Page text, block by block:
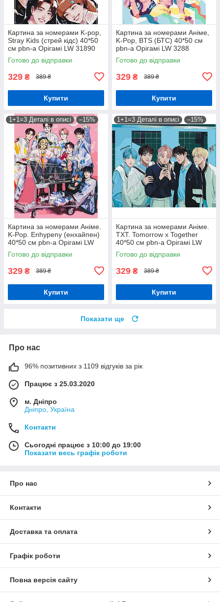
Картина за номерами K-pop,
Stray Kids (стрей кідс) 40*50
см pbn-a Орігамі LW 31890
Готово до відправки
329 ₴ 389 ₴
Купити
Картина за номерами Аніме,
K-Pop, BTS (БТС) 40*50 см
pbn-a Орігамі LW 3288
Готово до відправки
329 ₴ 389 ₴
Купити
1+1=3 Деталі в описі –15%
Картина за номерами Аніме.
K-Pop. Enhypenу (енхайпен)
40*50 см pbn-a Орігамі LW
3292
Готово до відправки
329 ₴ 389 ₴
Купити
1+1=3 Деталі в описі –15%
Картина за номерами Аніме.
TXT. Tomorrow x Together
40*50 см pbn-a Орігамі LW
3290
Готово до відправки
329 ₴ 389 ₴
Купити
Показати ще
Про нас
96% позитивних з 1109 відгуків за рік
Працює з 25.03.2020
м. Дніпро
Дніпро, Україна
Контакти
Сьогодні працює з 10:00 до 19:00
Показати весь графік роботи
Про нас
Контакти
Доставка та оплата
Графік роботи
Повна версія сайту